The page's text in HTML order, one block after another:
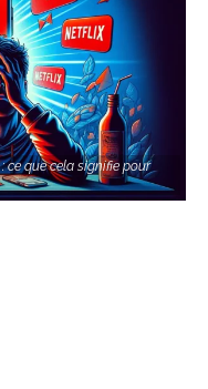
ce que cela signifie pour